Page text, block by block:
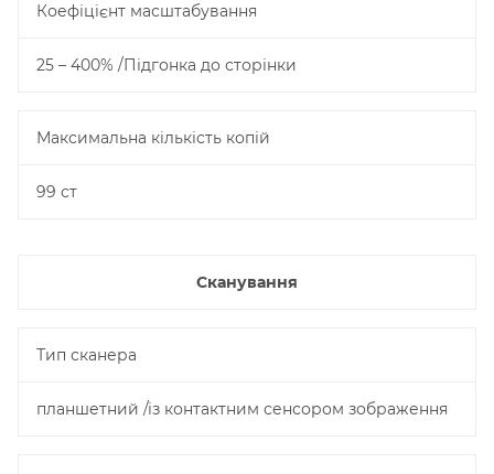
Коефіцієнт масштабування
25 – 400% /Підгонка до сторінки
Максимальна кількість копій
99 ст
Сканування
Тип сканера
планшетний /із контактним сенсором зображення